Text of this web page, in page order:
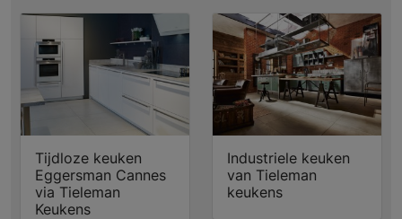
Tijdloze keuken
Eggersman Cannes
via Tieleman
Keukens
Industriele keuken
van Tieleman
keukens